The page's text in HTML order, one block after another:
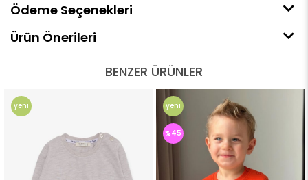
Ödeme Seçenekleri
Ürün Önerileri
BENZER ÜRÜNLER
yeni
%45
yeni
ürün